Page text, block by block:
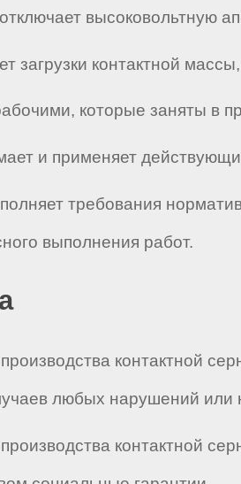
высоковольтную
загрузки контактной
которые заняты в
и применяет
требования
выполнения работ.
контактной
любых нарушений или
контактной